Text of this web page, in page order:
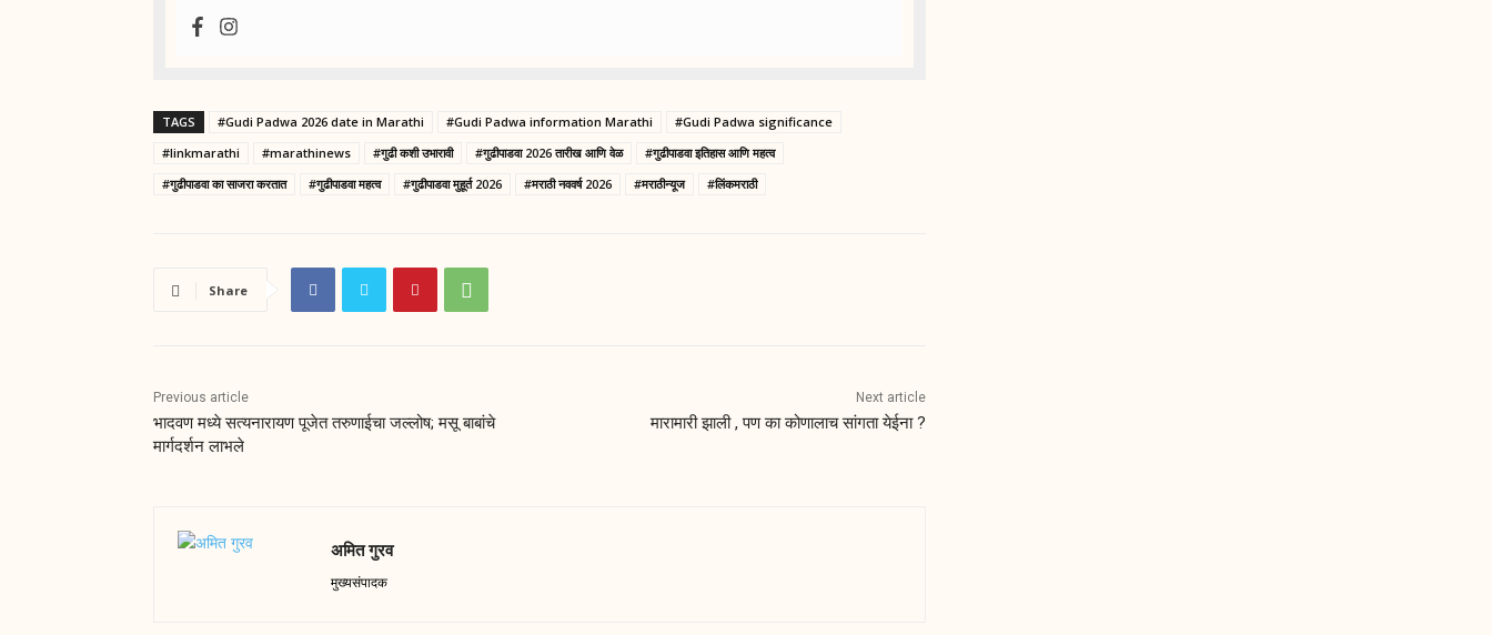
TAGS #Gudi Padwa 2026 date in Marathi #Gudi Padwa information Marathi
#Gudi Padwa significance
#linkmarathi
#marathinews #गुढी कशी उभारावी #गुढीपाडवा 2026 तारीख आणि वेळ
#गुढीपाडवा इतिहास आणि महत्व
#गुढीपाडवा का साजरा करतात
#गुढीपाडवा महत्व #गुढीपाडवा मुहूर्त 2026 #मराठी नववर्ष 2026 #मराठीन्यूज #लिंकमराठी
Share
Previous article
भादवण मध्ये सत्यनारायण पूजेत तरुणाईचा जल्लोष; मसू बाबांचे
मार्गदर्शन लाभले
Next article
मारामारी झाली , पण का कोणालाच सांगता येईना ?
अमित गुरव
मुख्यसंपादक